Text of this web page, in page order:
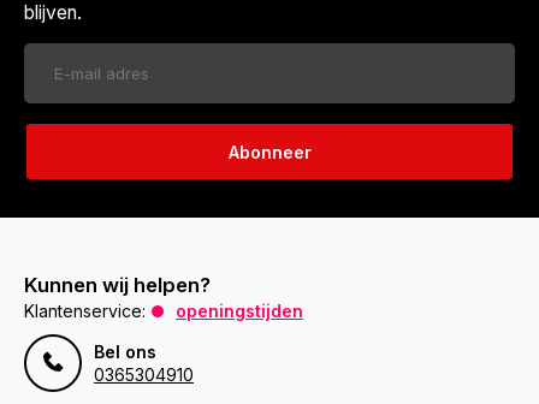
blijven.
Abonneer
Kunnen wij helpen?
Klantenservice:
openingstijden
Bel ons
0365304910